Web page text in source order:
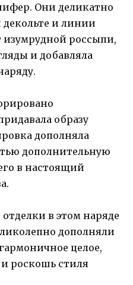
Они деликатно
и линии
изумрудной россыпи,
и добавляла
образу
дополняла
дополнительную
в настоящий
в этом наряде
дополняли
целое,
роскошь стиля